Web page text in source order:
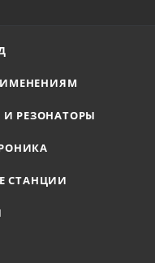
И РЕЗОНАТОРЫ
СТАНЦИИ